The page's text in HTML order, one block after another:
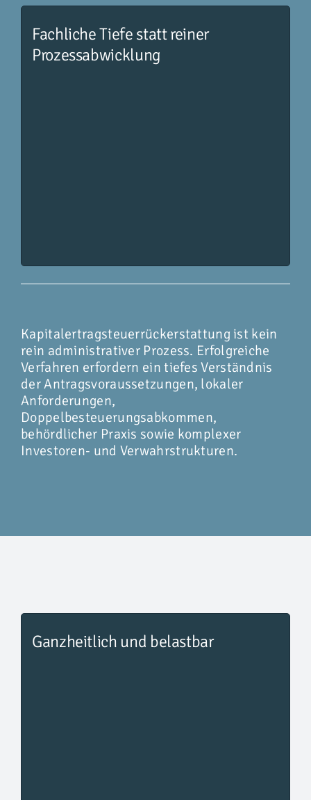
Fachliche Tiefe statt reiner
Prozessabwicklung
Kapitalertragsteuerrückerstattung ist kein
rein administrativer Prozess. Erfolgreiche
Verfahren erfordern ein tiefes Verständnis
der Antragsvoraussetzungen, lokaler
Anforderungen,
Doppelbesteuerungsabkommen,
behördlicher Praxis sowie komplexer
Investoren- und Verwahrstrukturen.
Ganzheitlich und belastbar